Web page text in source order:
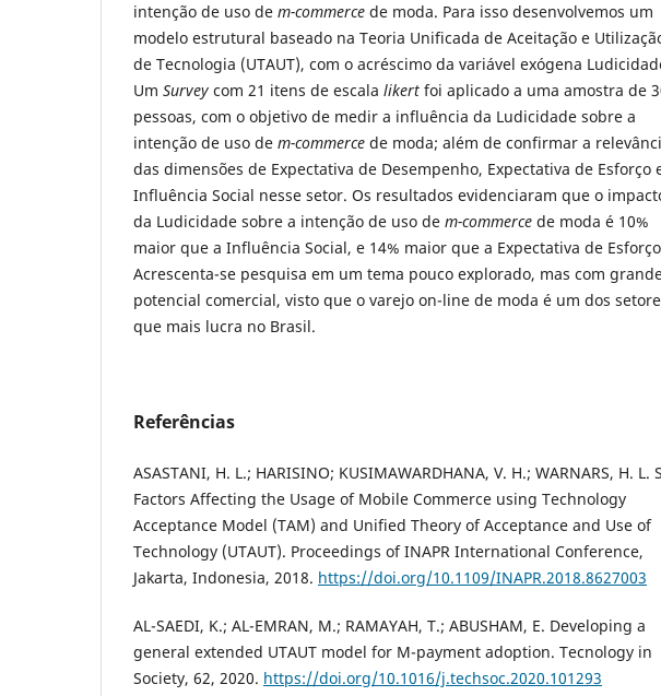
intenção de uso de m-commerce de moda. Para isso desenvolvemos um
modelo estrutural baseado na Teoria Unificada de Aceitação e
de Tecnologia (UTAUT), com o acréscimo da variável exógena
Um Survey com 21 itens de escala likert foi aplicado a uma amostra de
pessoas, com o objetivo de medir a influência da Ludicidade sobre a
intenção de uso de m-commerce de moda; além de confirmar a
das dimensões de Expectativa de Desempenho, Expectativa de Esforço
Influência Social nesse setor. Os resultados evidenciaram que o
da Ludicidade sobre a intenção de uso de m-commerce de moda é 10%
maior que a Influência Social, e 14% maior que a Expectativa de
Acrescenta-se pesquisa em um tema pouco explorado, mas com
potencial comercial, visto que o varejo on-line de moda é um dos
que mais lucra no Brasil.
Referências
ASASTANI, H. L.; HARISINO; KUSIMAWARDHANA, V. H.; WARNARS, H. L.
Factors Affecting the Usage of Mobile Commerce using Technology
Acceptance Model (TAM) and Unified Theory of Acceptance and Use of
Technology (UTAUT). Proceedings of INAPR International Conference,
Jakarta, Indonesia, 2018. https://doi.org/10.1109/INAPR.2018.8627003
AL-SAEDI, K.; AL-EMRAN, M.; RAMAYAH, T.; ABUSHAM, E. Developing a
general extended UTAUT model for M-payment adoption. Tecnology in
Society, 62, 2020. https://doi.org/10.1016/j.techsoc.2020.101293